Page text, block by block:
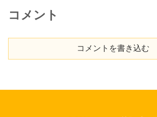
コメント
コメントを書き込む